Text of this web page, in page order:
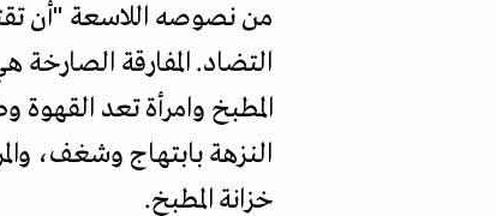
من نصوصه اللاسعة "أن
التضاد. المفارقة
المطبخ وامرأة تعد
النزهة بابتهاج وشغف،
خزانة المطبخ.